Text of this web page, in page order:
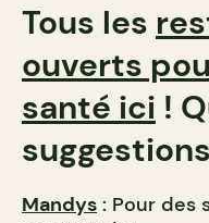
Tous les
ouverts
santé ici !
Mandys : Pour des